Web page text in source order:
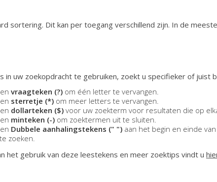
sortering. Dit kan per toegang verschillend zijn. In de
in uw zoekopdracht te gebruiken, zoekt u specifieker of juist
vraagteken (?) om één letter te vervangen.
sterretje (*) om meer letters te vervangen.
dollarteken ($) voor uw zoekterm voor resultaten die op
minteken (-) om zoektermen uit te sluiten.
Dubbele aanhalingstekens (" ") aan het begin en einde
zoeken.
het gebruik van deze leestekens en meer zoektips vindt u